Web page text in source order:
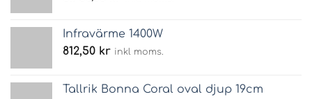
Infravärme 1400W
812,50 kr inkl moms.
Tallrik Bonna Coral oval djup 19cm